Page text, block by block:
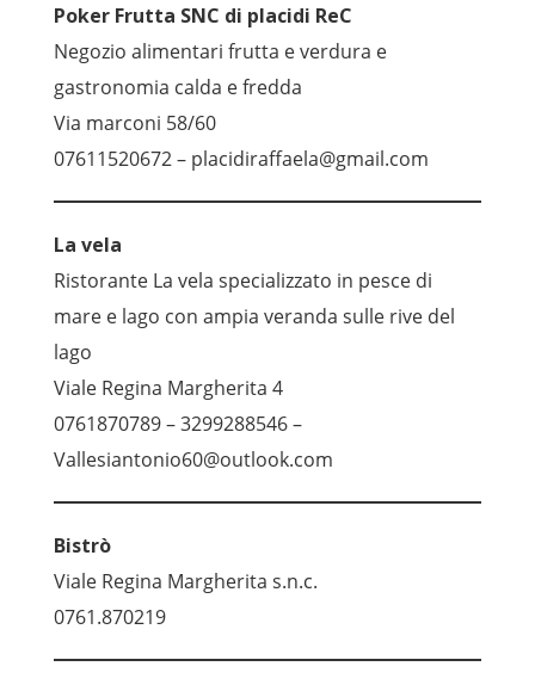
Poker Frutta SNC di placidi ReC
Negozio alimentari frutta e verdura e
gastronomia calda e fredda
Via marconi 58/60
07611520672 – placidiraffaela@gmail.com
La vela
Ristorante La vela specializzato in pesce di
mare e lago con ampia veranda sulle rive del
lago
Viale Regina Margherita 4
0761870789 – 3299288546 –
Vallesiantonio60@outlook.com
Bistrò
Viale Regina Margherita s.n.c.
0761.870219